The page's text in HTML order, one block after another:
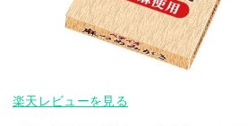
楽天レビューを見る